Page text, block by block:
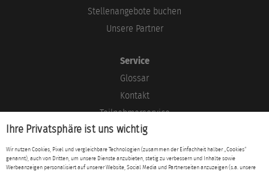
Stellenangebote buchen
Unsere Partner
Service
Glossar
Kontakt
Teilnehmerservice
Blog
Rechtliches
Ihre Privatsphäre ist uns wichtig
Wir nutzen Cookies, Pixel und vergleichbare Technologien (zusammen der Einfachheit halber „Cookies“
genannt), auch von Dritten, um unsere Dienste anzubieten, stetig zu verbessern und Inhalte sowie
Werbeanzeigen personalisiert auf unserer Website, Social Media und Partnerseiten anzuzeigen (s.a. unsere